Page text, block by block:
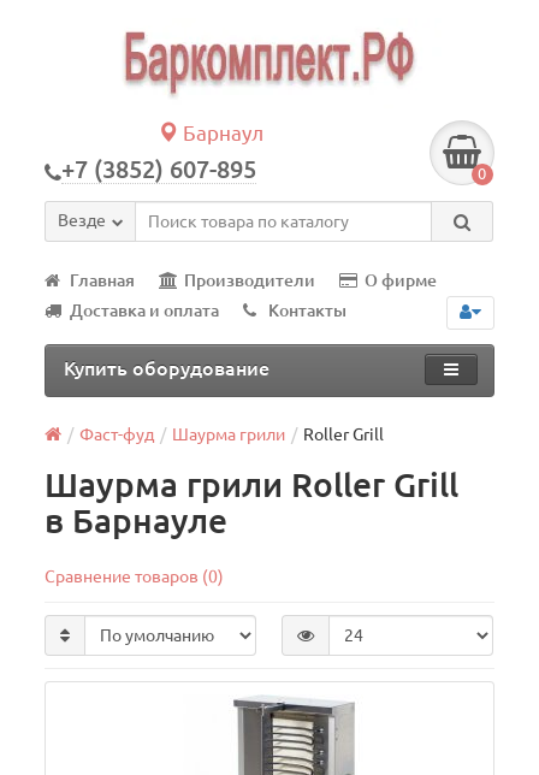
Барнаул
+7 (3852) 607-895 0
Везде
Главная Производители
О фирме
Доставка и оплата
Контакты
Купить оборудование
Фаст-фуд Шаурма грили Roller Grill
Шаурма грили Roller Grill
в Барнауле
Сравнение товаров (0)